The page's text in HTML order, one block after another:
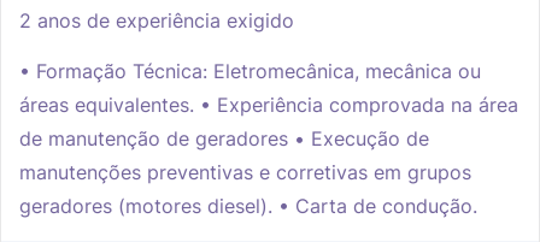
2 anos de experiência exigido
• Formação Técnica: Eletromecânica, mecânica ou
áreas equivalentes. • Experiência comprovada na área
de manutenção de geradores • Execução de
manutenções preventivas e corretivas em grupos
geradores (motores diesel). • Carta de condução.